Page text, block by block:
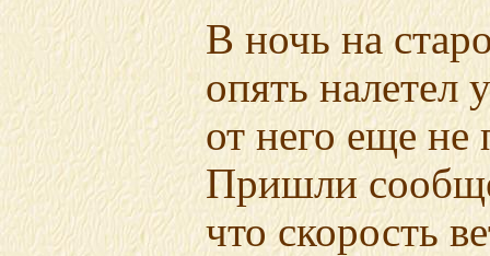
В ночь на
опять налетел
от него еще не
Пришли
что скорость